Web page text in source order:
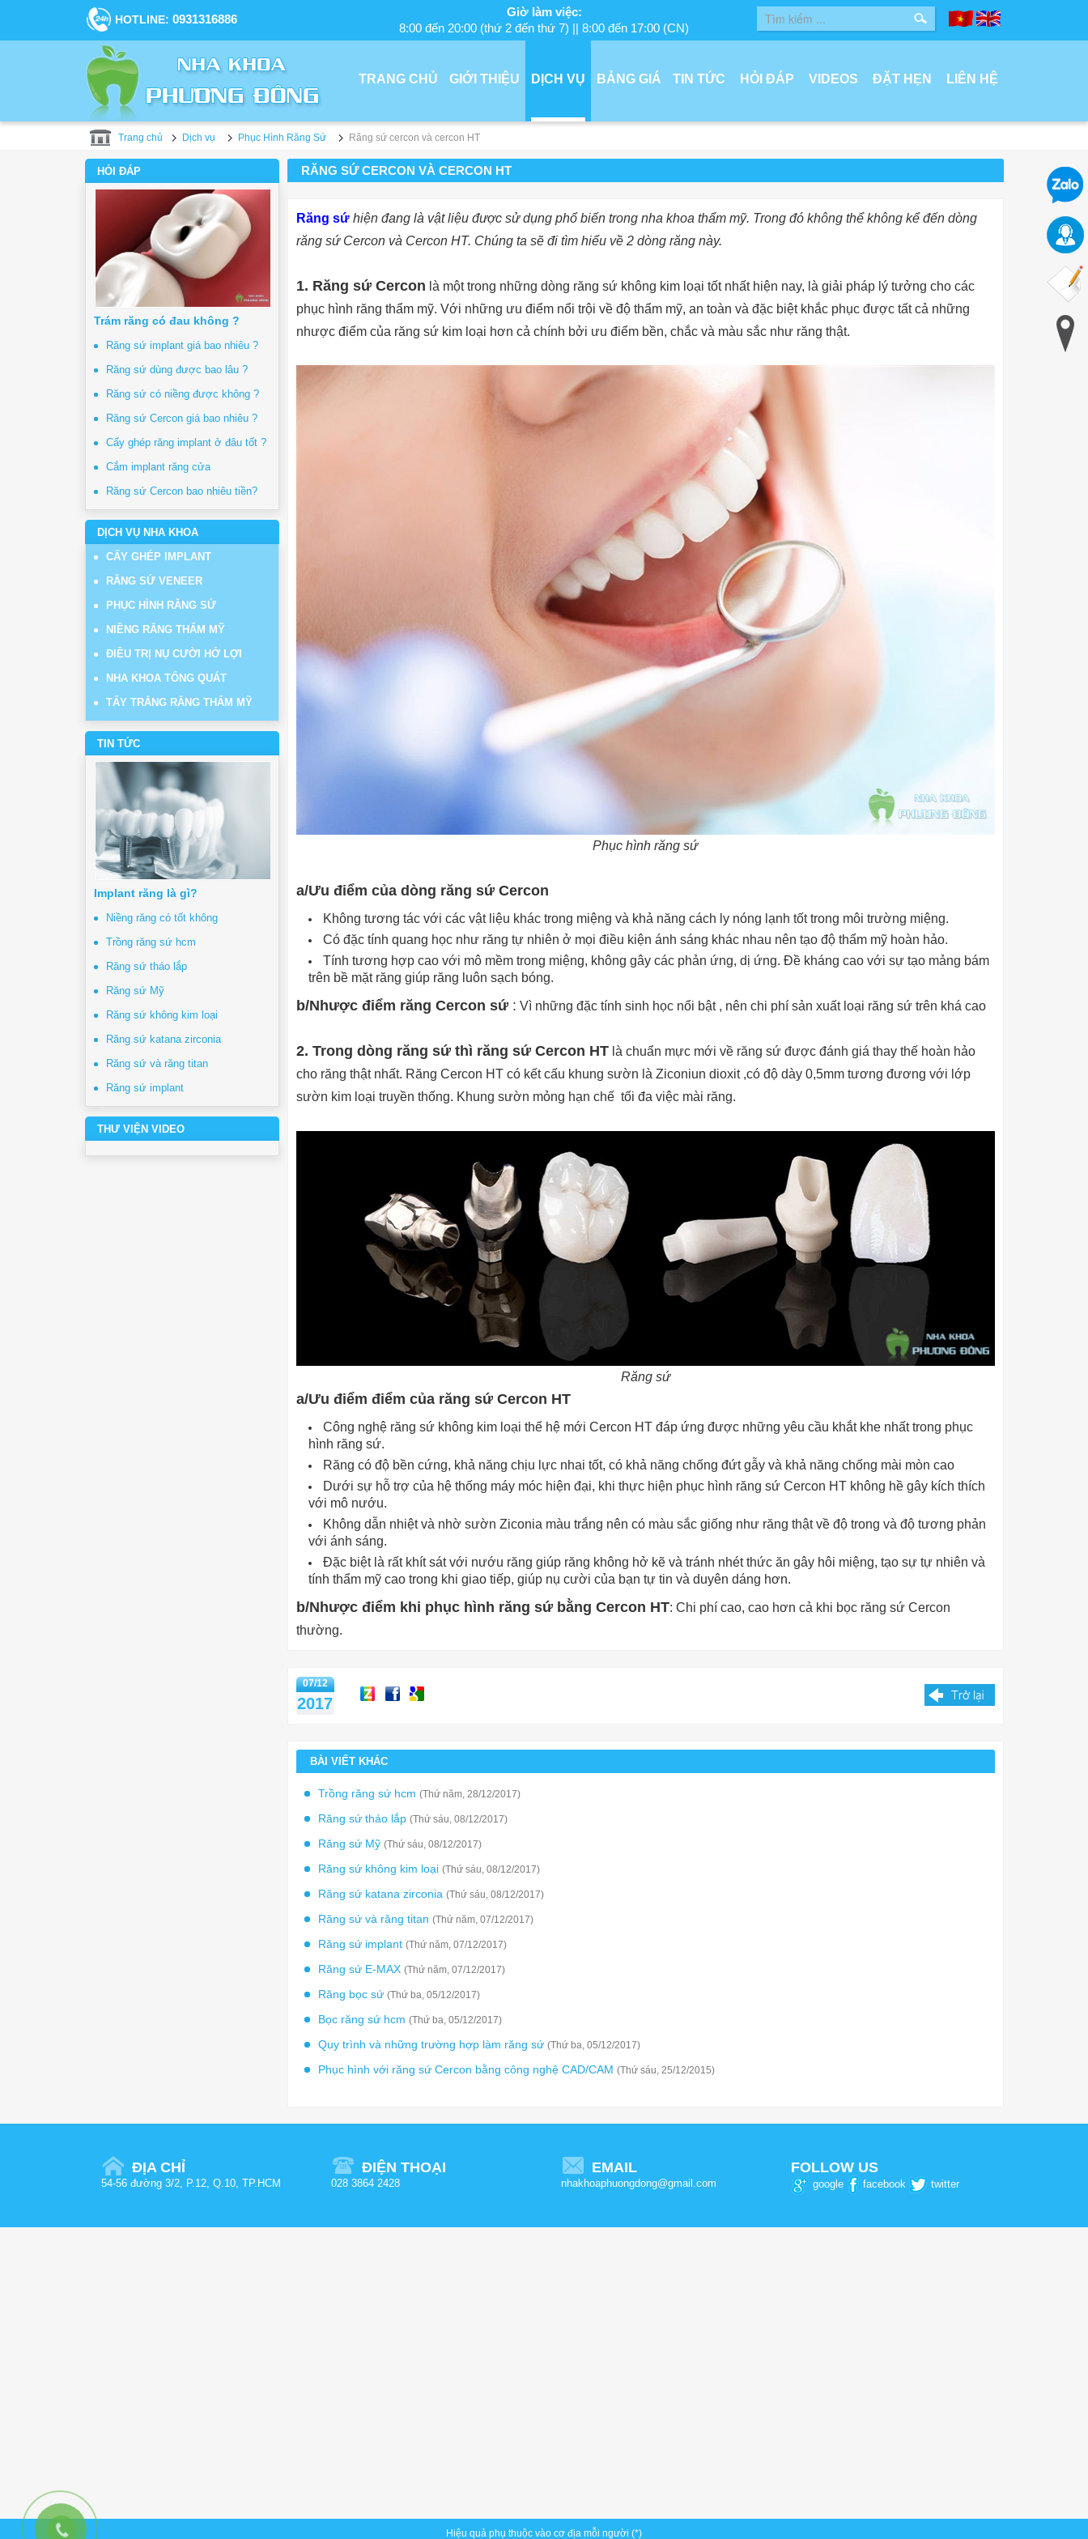
HOTLINE: 0931316886
Giờ làm việc:
8:00 đến 20:00 (thứ 2 đến thứ 7) || 8:00 đến 17:00 (CN)
TRANG CHỦ GIỚI THIỆU DỊCH VỤ BẢNG GIÁ TIN TỨC HỎI ĐÁP VIDEOS ĐẶT HẸN LIÊN HỆ
Trang chủ Dịch vụ Phục Hình Răng Sứ Răng sứ cercon và cercon HT
HỎI ĐÁP
Trám răng có đau không ?
Răng sứ implant giá bao nhiêu ?
Răng sứ dùng được bao lâu ?
Răng sứ có niềng được không ?
Răng sứ Cercon giá bao nhiêu ?
Cấy ghép răng implant ở đâu tốt ?
Cắm implant răng cửa
Răng sứ Cercon bao nhiêu tiền?
DỊCH VỤ NHA KHOA
CẤY GHÉP IMPLANT
RĂNG SỨ VENEER
PHỤC HÌNH RĂNG SỨ
NIỀNG RĂNG THẨM MỸ
ĐIỀU TRỊ NỤ CƯỜI HỞ LỢI
NHA KHOA TỔNG QUÁT
TẨY TRẮNG RĂNG THẨM MỸ
TIN TỨC
Implant răng là gì?
Niềng răng có tốt không
Trồng răng sứ hcm
Răng sứ tháo lắp
Răng sứ Mỹ
Răng sứ không kim loại
Răng sứ katana zirconia
Răng sứ và răng titan
Răng sứ implant
THƯ VIỆN VIDEO
RĂNG SỨ CERCON VÀ CERCON HT
Răng sứhiện đang là vật liệu được sử dụng phổ biến trong nha khoa thẩm mỹ. Trong đó không thể không kể đến dòng
răng sứ Cercon và Cercon HT. Chúng ta sẽ đi tìm hiểu về 2 dòng răng này.
1. Răng sứ Cercon là một trong những dòng răng sứ không kim loại tốt nhất hiện nay, là giải pháp lý tưởng cho các
phục hình răng thẩm mỹ. Với những ưu điểm nổi trội về độ thẩm mỹ, an toàn và đặc biệt khắc phục được tất cả những
nhược điểm của răng sứ kim loại hơn cả chính bởi ưu điểm bền, chắc và màu sắc như răng thật.
Phục hình răng sứ
a/Ưu điểm của dòng răng sứ Cercon
Không tương tác với các vật liệu khác trong miệng và khả năng cách ly nóng lạnh tốt trong môi trường miệng.
Có đặc tính quang học như răng tự nhiên ở mọi điều kiện ánh sáng khác nhau nên tạo độ thẩm mỹ hoàn hảo.
Tính tương hợp cao với mô mềm trong miệng, không gây các phản ứng, dị ứng. Đề kháng cao với sự tạo mảng bám
trên bề mặt răng giúp răng luôn sạch bóng.
b/Nhược điểm răng Cercon sứ : Vì những đặc tính sinh học nổi bật , nên chi phí sản xuất loại răng sứ trên khá cao
2. Trong dòng răng sứ thì răng sứ Cercon HT là chuẩn mực mới về răng sứ được đánh giá thay thế hoàn hảo
cho răng thật nhất. Răng Cercon HT có kết cấu khung sườn là Ziconiun dioxit ,có độ dày 0,5mm tương đương với lớp
sườn kim loại truyền thống. Khung sườn mỏng hạn chế tối đa việc mài răng.
Răng sứ
a/Ưu điểm điểm của răng sứ Cercon HT
Công nghệ răng sứ không kim loại thế hệ mới Cercon HT đáp ứng được những yêu cầu khắt khe nhất trong phục
hình răng sứ.
Răng có độ bền cứng, khả năng chịu lực nhai tốt, có khả năng chống đứt gẫy và khả năng chống mài mòn cao
Dưới sự hỗ trợ của hệ thống máy móc hiện đại, khi thực hiện phục hình răng sứ Cercon HT không hề gây kích thích
với mô nướu.
Không dẫn nhiệt và nhờ sườn Ziconia màu trắng nên có màu sắc giống như răng thật về độ trong và độ tương phản
với ánh sáng.
Đặc biệt là rất khít sát với nướu răng giúp răng không hở kẽ và tránh nhét thức ăn gây hôi miệng, tạo sự tự nhiên và
tính thẩm mỹ cao trong khi giao tiếp, giúp nụ cười của bạn tự tin và duyên dáng hơn.
b/Nhược điểm khi phục hình răng sứ bằng Cercon HT: Chi phí cao, cao hơn cả khi bọc răng sứ Cercon
thường.
07/12
2017
BÀI VIẾT KHÁC
Trồng răng sứ hcm (Thứ năm, 28/12/2017)
Răng sứ tháo lắp (Thứ sáu, 08/12/2017)
Răng sứ Mỹ (Thứ sáu, 08/12/2017)
Răng sứ không kim loại (Thứ sáu, 08/12/2017)
Răng sứ katana zirconia (Thứ sáu, 08/12/2017)
Răng sứ và răng titan (Thứ năm, 07/12/2017)
Răng sứ implant (Thứ năm, 07/12/2017)
Răng sứ E-MAX (Thứ năm, 07/12/2017)
Răng bọc sứ (Thứ ba, 05/12/2017)
Bọc răng sứ hcm (Thứ ba, 05/12/2017)
Quy trình và những trường hợp làm răng sứ (Thứ ba, 05/12/2017)
Phục hình với răng sứ Cercon bằng công nghệ CAD/CAM (Thứ sáu, 25/12/2015)
ĐỊA CHỈ
54-56 đường 3/2, P.12, Q.10, TP.HCM
ĐIỆN THOẠI
028 3864 2428
EMAIL
nhakhoaphuongdong@gmail.com
FOLLOW US
google facebook twitter
Hiệu quả phụ thuộc vào cơ địa mỗi người (*)